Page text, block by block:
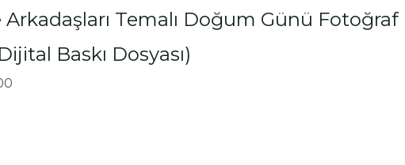
Temalı Doğum Günü Fotoğraf
Baskı Dosyası)